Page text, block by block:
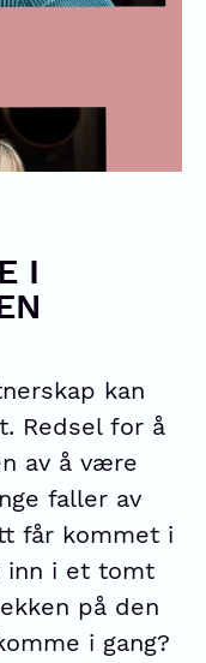
I
kan
Redsel for å
av å være
faller av
får kommet i
inn i et tomt
på den
i gang?